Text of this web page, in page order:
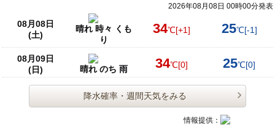
2026年08月08日 00時00分発表
08月08日
(土)
晴れ 時々 くも
り
34℃[+1] 25℃[-1]
08月09日
(日)
晴れ のち 雨 34℃[0] 25℃[0]
降水確率・週間天気をみる
情報提供：